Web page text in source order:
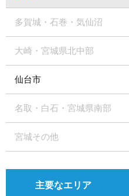
多賀城・石巻・気仙沼
大崎・宮城県北中部
仙台市
名取・白石・宮城県南部
宮城その他
主要なエリア